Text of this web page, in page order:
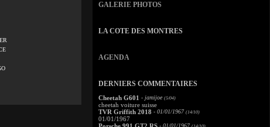
GALERIE PHOTOS
LA COTE DES MONTRES
AGENDA
DERNIERS COMMENTAIRES
Cheetah G601 - jamijoe (5/04)
cheetah voiture suisse
TVR Griffith 2018 - 01/01/1967 (14/10)
01/01/1967
- 01/01/1967